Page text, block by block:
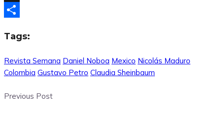
X
Tags:
Revista Semana Daniel Noboa Mexico Nicolás Maduro
Colombia Gustavo Petro Claudia Sheinbaum
Previous Post